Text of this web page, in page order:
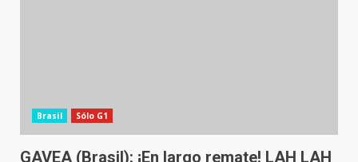
Brasil Sólo G1
GAVEA (Brasil): ¡En largo remate! LAH LAH